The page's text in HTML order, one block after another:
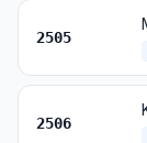
2505
2506